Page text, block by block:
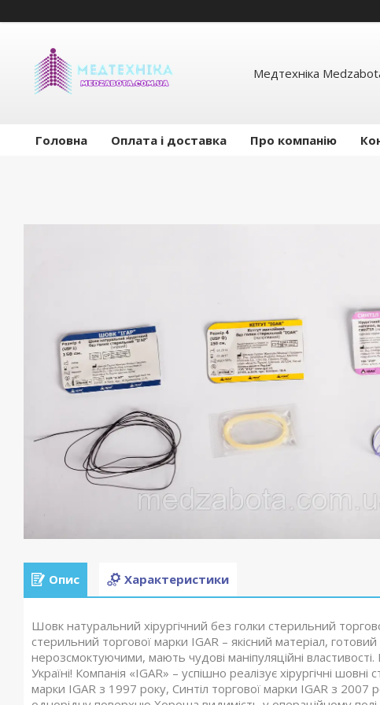
Медтехніка
Головна Оплата і доставка Про компанію
Опис Характеристики
Шовк натуральний хірургічний без голки стерильний
стерильний торгової марки IGAR – якісний матеріал,
нерозсмоктуючими, мають чудові маніпуляційні
Україні! Компанія «IGAR» – успішно реалізує хірургічні
марки IGAR з 1997 року, Синтіл торгової марки IGAR з